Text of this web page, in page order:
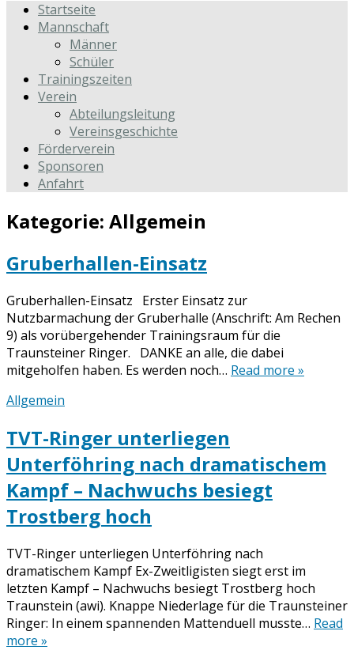
Startseite
Mannschaft
Männer
Schüler
Trainingszeiten
Verein
Abteilungsleitung
Vereinsgeschichte
Förderverein
Sponsoren
Anfahrt
Kategorie: Allgemein
Gruberhallen-Einsatz
Gruberhallen-Einsatz Erster Einsatz zur
Nutzbarmachung der Gruberhalle (Anschrift: Am Rechen
9) als vorübergehender Trainingsraum für die
Traunsteiner Ringer. DANKE an alle, die dabei
mitgeholfen haben. Es werden noch… Read more »
Allgemein
TVT-Ringer unterliegen
Unterföhring nach dramatischem
Kampf – Nachwuchs besiegt
Trostberg hoch
TVT-Ringer unterliegen Unterföhring nach
dramatischem Kampf Ex-Zweitligisten siegt erst im
letzten Kampf – Nachwuchs besiegt Trostberg hoch
Traunstein (awi). Knappe Niederlage für die Traunsteiner
Ringer: In einem spannenden Mattenduell musste… Read
more »